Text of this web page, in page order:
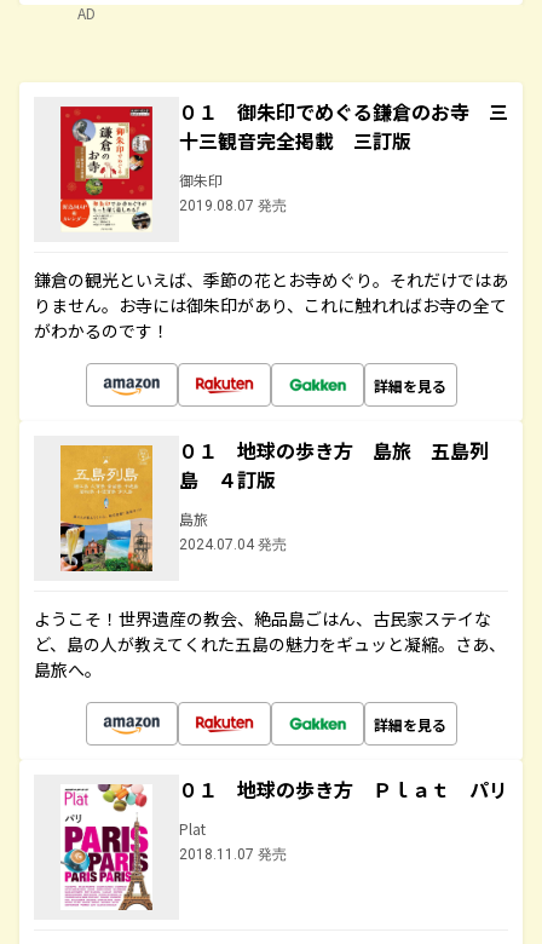
AD
０１ 御朱印でめぐる鎌倉のお寺 三
十三観音完全掲載 三訂版
御朱印
2019.08.07 発売
鎌倉の観光といえば、季節の花とお寺めぐり。それだけではあ
りません。お寺には御朱印があり、これに触れればお寺の全て
がわかるのです！
詳細を見る
０１ 地球の歩き方 島旅 五島列
島 ４訂版
島旅
2024.07.04 発売
ようこそ！世界遺産の教会、絶品島ごはん、古民家ステイな
ど、島の人が教えてくれた五島の魅力をギュッと凝縮。さあ、
島旅へ。
詳細を見る
０１ 地球の歩き方 Ｐｌａｔ パリ
Plat
2018.11.07 発売